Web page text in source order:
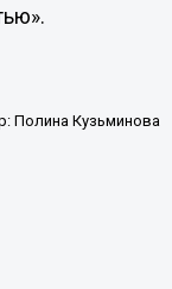
Полина Кузьминова